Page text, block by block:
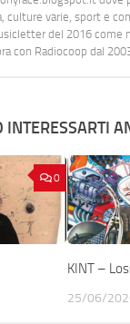
culture varie, sport e
del 2016 come
con Radiocoop dal
INTERESSARTI
0
KINT –
25/06/